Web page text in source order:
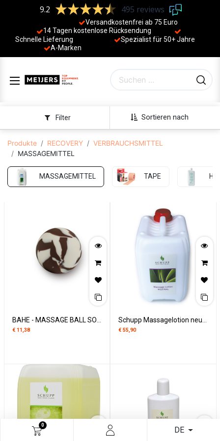
0
DE
9.2 495 reviews
Versandkostenfrei ab 75 Euro
14 Tagen kostenlose Rücksendung
Schnelle Lieferung
Spezialist für 50+ Jahre
A-Marken
Sortieren nach
Filter
Produkte RECOVERY
VERBRAUCHSMITTEL
MASSAGEMITTEL
MASSAGEMITTEL TAPE
€ 11,38 € 55,90